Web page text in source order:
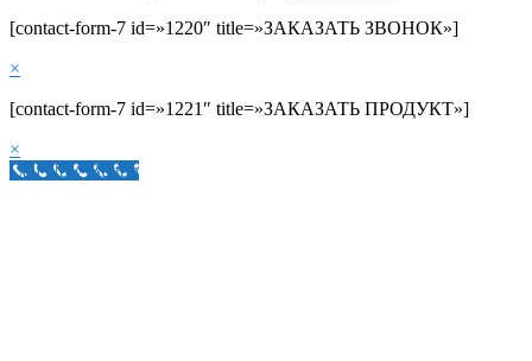
[contact-form-7 id=»1220″ title=»ЗАКАЗАТЬ ЗВОНОК»]
×
[contact-form-7 id=»1221″ title=»ЗАКАЗАТЬ ПРОДУКТ»]
×
Call Now Button